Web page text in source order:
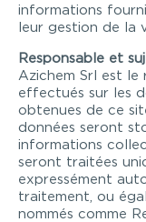
informations
leur gestion de la
Responsable et
Azichem Srl est le
effectués sur les
obtenues de ce
données seront
informations
seront traitées
expressément
traitement, ou
nommés comme